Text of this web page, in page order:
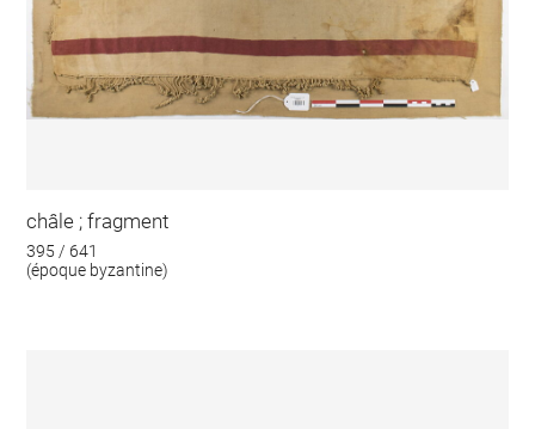
châle ; fragment
395 / 641
(époque byzantine)